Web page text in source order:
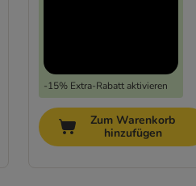
-15% Extra-Rabatt aktivieren
Zum Warenkorb
hinzufügen